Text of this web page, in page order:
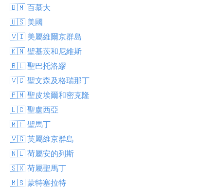
🇧🇲 百慕大
🇺🇸 美國
🇻🇮 美屬維爾京群島
🇰🇳 聖基茨和尼維斯
🇧🇱 聖巴托洛繆
🇻🇨 聖文森及格瑞那丁
🇵🇲 聖皮埃爾和密克隆
🇱🇨 聖盧西亞
🇲🇫 聖馬丁
🇻🇬 英屬維京群島
🇳🇱 荷屬安的列斯
🇸🇽 荷屬聖馬丁
🇲🇸 蒙特塞拉特